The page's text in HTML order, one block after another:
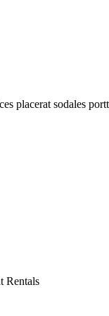
placerat sodales
Rentals